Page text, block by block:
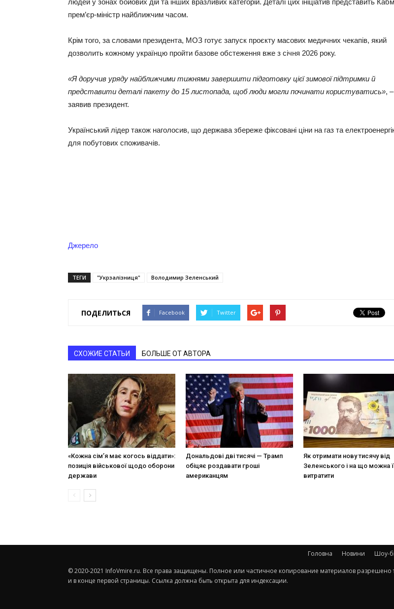
людей у зонах бойових дій та інших вразливих категорій. Деталі цих ініціатив представить
прем’єр-міністр найближчим часом.
Крім того, за словами президента, МОЗ готує запуск проєкту масових медичних чекапів, який
дозволить кожному українцю пройти базове обстеження вже з січня 2026 року.
«Я доручив уряду найближчими тижнями завершити підготовку цієї зимової підтримки й
представити деталі пакету до 15 листопада, щоб люди могли починати користуватись», –
заявив президент.
Український лідер також наголосив, що держава збереже фіксовані ціни на газ та
для побутових споживачів.
Джерело
ТЕГИ "Укрзалізниця" Володимир Зеленський
ПОДЕЛИТЬСЯ Facebook Twitter
СХОЖИЕ СТАТЬИ БОЛЬШЕ ОТ АВТОРА
«Кожна сім’я має когось віддати»:
позиція військової щодо оборони
держави
Дональдові дві тисячі — Трамп
обіцяє роздавати гроші
американцям
Як отримати нову тисячу від
Зеленського і на що можна
витратити
Головна Новини Шоу-
© 2020-2021 InfoVmire.ru. Все права защищены. Полное или частичное копирование материалов разрешено
и в конце первой страницы. Ссылка должна быть открыта для индексации.